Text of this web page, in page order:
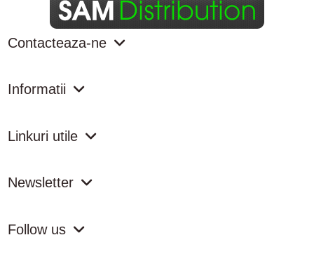
Contacteaza-ne
Informatii
Linkuri utile
Newsletter
Follow us